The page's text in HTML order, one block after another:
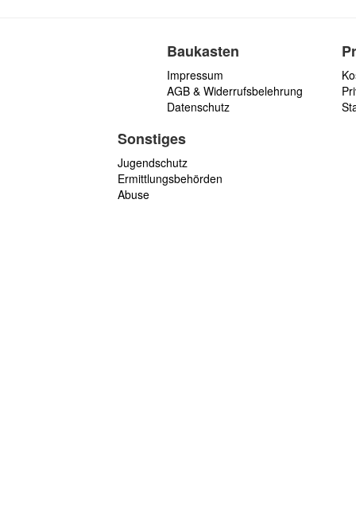
Baukasten
Impressum
AGB & Widerrufsbelehrung
Datenschutz
Sonstiges
Jugendschutz
Ermittlungsbehörden
Abuse